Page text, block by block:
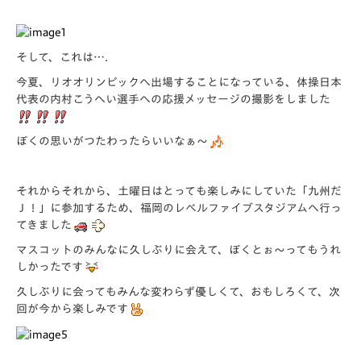
そして、これは….
今夏、リオオリンピックへ出場することになっている、体操日本
代表の内村こうへい選手への応援メッセージの撮影をしました
ぼくの思いがつたわったらいいなぁ～
それからそれから、土曜日はとっても楽しみにしていた「九州だ
Ｊ！」に参加するため、福岡のレベルファイブスタジアムへ行っ
てきました
マスコットのみんなに久しぶりに会えて、ぼくとぉ～ってもうれ
しかったです
久しぶりに会ってもみんな変わらず優しくて、おもしろくて、次
回が今から楽しみです